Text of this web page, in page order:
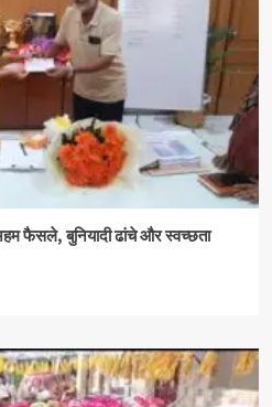
फैसले, बुनियादी ढांचे और स्वच्छता